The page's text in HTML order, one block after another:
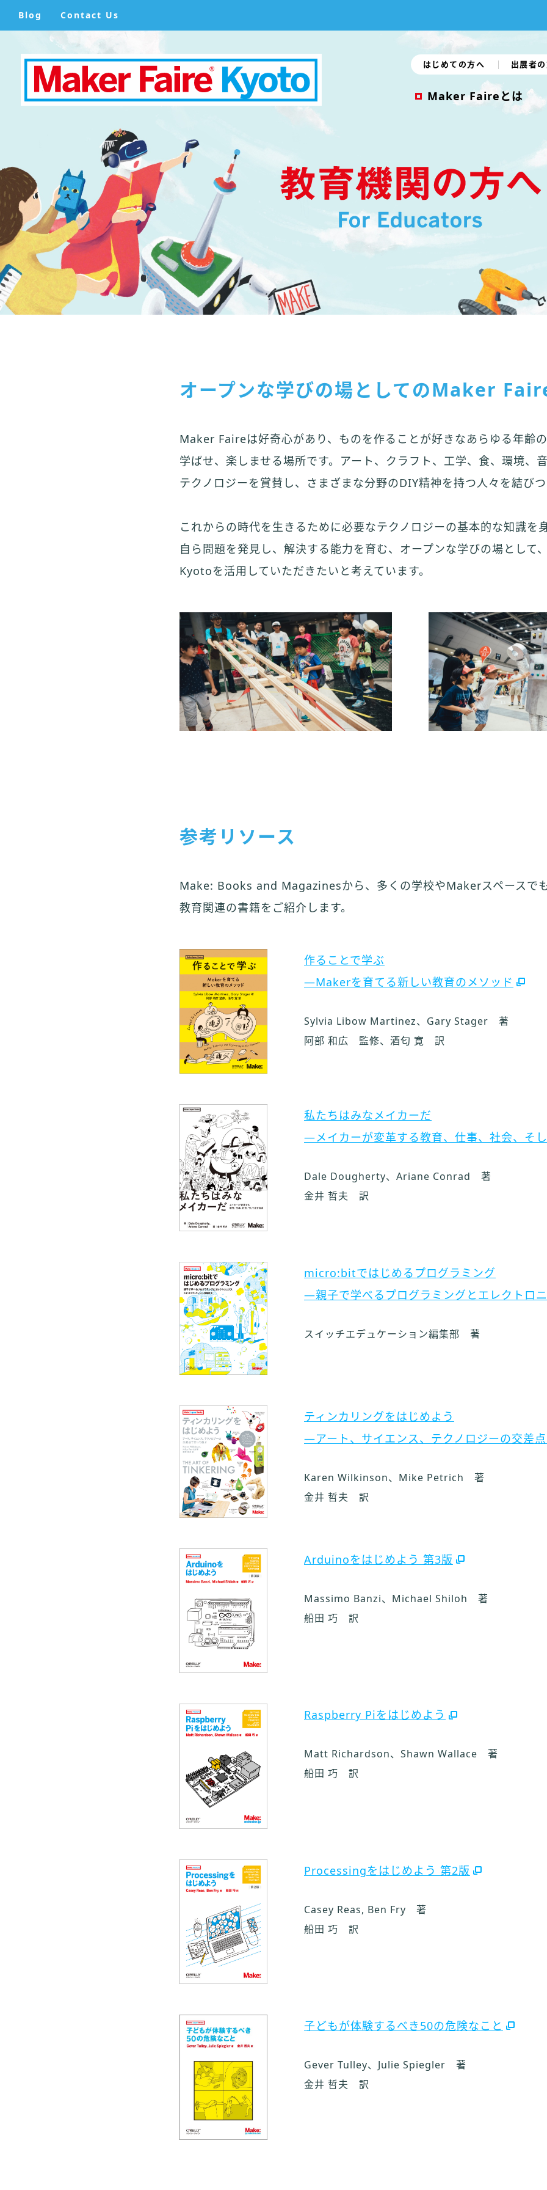
Blog Contact Us
はじめての方へ 出展者
Maker Faireとは
オープンな学びの場としてのMaker
Maker Faireは好奇心があり、ものを作ることが好きなあらゆる年齢の
学ばせ、楽しませる場所です。アート、クラフト、工学、食、環境、
テクノロジーを賞賛し、さまざまな分野のDIY精神を持つ人々を結びつ
これからの時代を生きるために必要なテクノロジーの基本的な知識を
自ら問題を発見し、解決する能力を育む、オープンな学びの場として
Kyotoを活用していただきたいと考えています。
参考リソース
Make: Books and Magazinesから、多くの学校やMakerスペースで
教育関連の書籍をご紹介します。
作ることで学ぶ
―Makerを育てる新しい教育のメソッド
Sylvia Libow Martinez、Gary Stager 著
阿部 和広 監修、酒匂 寛 訳
私たちはみなメイカーだ
―メイカーが変革する教育、仕事、社会、そ
Dale Dougherty、Ariane Conrad 著
金井 哲夫 訳
micro:bitではじめるプログラミング
―親子で学べるプログラミングとエレクトロ
スイッチエデュケーション編集部 著
ティンカリングをはじめよう
―アート、サイエンス、テクノロジーの交差
Karen Wilkinson、Mike Petrich 著
金井 哲夫 訳
Arduinoをはじめよう 第3版
Massimo Banzi、Michael Shiloh 著
船田 巧 訳
Raspberry Piをはじめよう
Matt Richardson、Shawn Wallace 著
船田 巧 訳
Processingをはじめよう 第2版
Casey Reas, Ben Fry 著
船田 巧 訳
子どもが体験するべき50の危険なこと
Gever Tulley、Julie Spiegler 著
金井 哲夫 訳